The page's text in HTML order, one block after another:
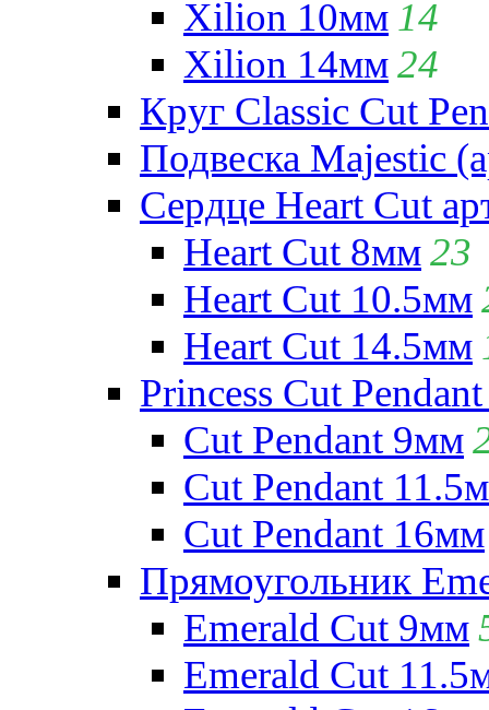
Xilion 10мм 14
Xilion 14мм24
Круг Classic Cut
Подвеска Majestic
Сердце Heart Cut
Heart Cut 8мм23
Heart Cut 10.5мм
Heart Cut 14.5мм
Princess Cut
Cut Pendant 9мм
Cut Pendant
Cut Pendant 16мм
Прямоугольник
Emerald Cut 9мм
Emerald Cut